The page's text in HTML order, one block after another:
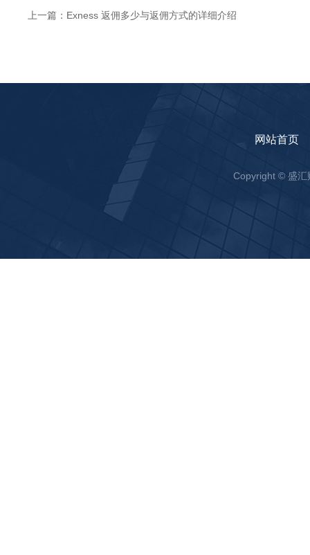
上一篇： Exness 返佣多少与返佣方式的详细介绍​
网站首页
Copyright © 盛